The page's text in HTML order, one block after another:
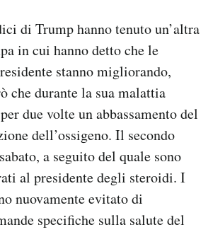
di Trump hanno tenuto un’altra
in cui hanno detto che le
stanno migliorando,
che durante la sua malattia
due volte un abbassamento del
dell’ossigeno. Il secondo
a seguito del quale sono
al presidente degli steroidi. I
nuovamente evitato di
specifiche sulla salute del